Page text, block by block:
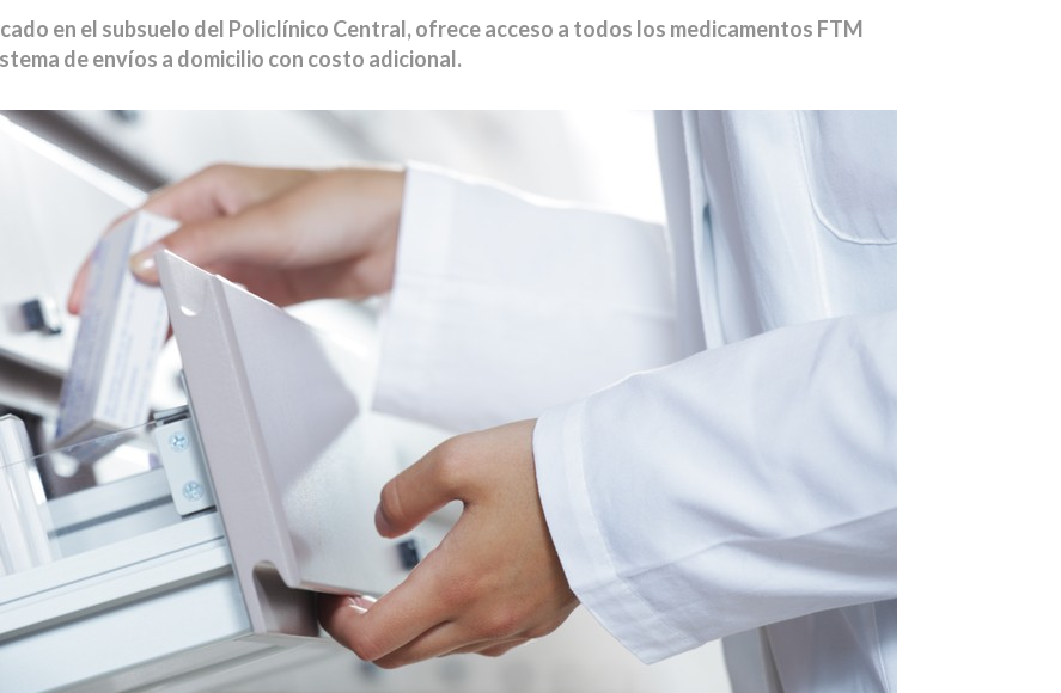
en el subsuelo del Policlínico Central, ofrece acceso a todos los medicamentos FTM
de envíos a domicilio con costo adicional.